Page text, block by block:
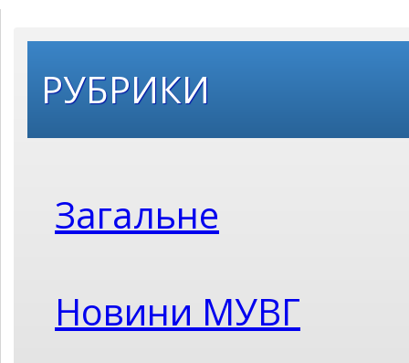
РУБРИКИ
Загальне
Новини МУВГ